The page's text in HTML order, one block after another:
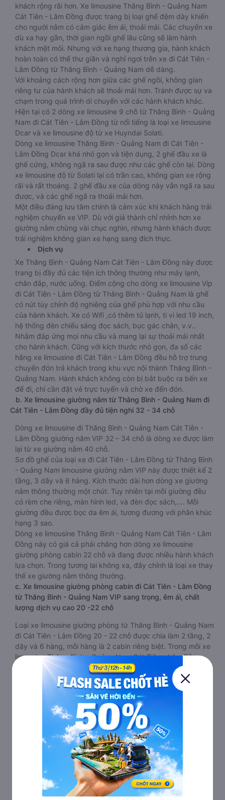
khách rộng rãi hơn. Xe limousine Thăng Bình - Quảng Nam
Cát Tiên - Lâm Đồng được trang bị loại ghế đệm dày khiến
cho người nằm có cảm giác êm ái, thoải mái. Các chuyến xe
dù xa hay gần, thời gian ngồi ghế lâu cũng sẽ làm hành
khách mệt mỏi. Nhưng với xe hạng thương gia, hành khách
hoàn toàn có thể thư giãn và nghỉ ngơi trên xe đi Cát Tiên -
Lâm Đồng từ Thăng Bình - Quảng Nam dễ dàng.
Với khoảng cách rộng hơn giữa các ghế ngồi, không gian
riêng tư của hành khách sẽ thoải mái hơn. Tránh được sự va
chạm trong quá trình di chuyển với các hành khách khác.
Hiện tại có 2 dòng xe limousine 9 chỗ từ Thăng Bình - Quảng
Nam đi Cát Tiên - Lâm Đồng từ nổi tiếng là loại xe limousine
Dcar và xe limousine độ từ xe Huyndai Solati.
Dòng xe limousine Thăng Bình - Quảng Nam đi Cát Tiên -
Lâm Đồng Dcar khá nhỏ gọn và tiện dụng, 2 ghế đầu xe là
ghế cứng, không ngã ra sau được như các ghế còn lại. Dòng
xe limousine độ từ Solati lại có trần cao, không gian xe rộng
rãi và rất thoáng. 2 ghế đầu xe của dòng này vẫn ngã ra sau
được, và các ghế ngã ra thoải mái hơn.
Một điều đáng lưu tâm chính là cảm xúc khi khách hàng trải
nghiệm chuyến xe VIP. Dù với giá thành chỉ nhỉnh hơn xe
giường nằm chừng vài chục nghìn, nhưng hành khách được
trải nghiệm không gian xe hạng sang đích thực.
Dịch vụ
Xe Thăng Bình - Quảng Nam Cát Tiên - Lâm Đồng này được
trang bị đầy đủ các tiện ích thông thường như máy lạnh,
chăn đắp, nước uống. Điểm cộng cho dòng xe limousine Vip
đi Cát Tiên - Lâm Đồng từ Thăng Bình - Quảng Nam là ghế
có nút tùy chỉnh độ nghiêng của ghế phù hợp với nhu cầu
của hành khách. Xe có Wifi ,có thêm tủ lạnh, ti vi led 19 inch,
hệ thống đèn chiếu sáng đọc sách, bục gác chân, v.v..
Nhằm đáp ứng mọi nhu cầu và mang lại sự thoải mái nhất
cho hành khách. Cũng với kích thước nhỏ gọn, đa số các
hãng xe limousine đi Cát Tiên - Lâm Đồng đều hỗ trợ trung
chuyển đón trả khách trong khu vực nội thành Thăng Bình -
Quảng Nam. Hành khách không còn bị bắt buộc ra bến xe
để đi, chỉ cần đặt vé trực tuyến và chờ xe đến đón.
b. Xe limousine giường nằm từ Thăng Bình - Quảng Nam đi
Cát Tiên - Lâm Đồng đầy đủ tiện nghi 32 - 34 chỗ
Dòng xe limousine đi Thăng Bình - Quảng Nam Cát Tiên -
Lâm Đồng giường nằm VIP 32 – 34 chỗ là dòng xe được làm
lại từ xe giường nằm 40 chỗ.
Sơ đồ ghế của loại xe đi Cát Tiên - Lâm Đồng từ Thăng Bình
- Quảng Nam limousine giường nằm VIP này được thiết kế 2
tầng, 3 dãy và 6 hàng. Kích thước dài hơn dòng xe giường
nằm thông thường một chút. Tuy nhiên tại mỗi giường đều
có rèm che riêng, màn hình led, và đèn đọc sách,…. Mỗi
giường đều được bọc da êm ái, tương đương với phân khúc
hạng 3 sao.
Dòng xe limousine Thăng Bình - Quảng Nam Cát Tiên - Lâm
Đồng này có giá cả phải chăng hơn dòng xe limousine
giường phòng cabin 22 chỗ và đang được nhiều hành khách
lựa chọn. Trong tương lai không xa, đây chính là loại xe thay
thế xe giường nằm thông thường.
c. Xe limousine giường phòng cabin đi Cát Tiên - Lâm Đồng
từ Thăng Bình - Quảng Nam VIP sang trọng, êm ái, chất
lượng dịch vụ cao 20 -22 chỗ
Loại xe limousine giường phòng từ Thăng Bình - Quảng Nam
đi Cát Tiên - Lâm Đồng 20 - 22 chỗ được chia làm 2 tầng, 2
dãy và 6 hàng, mỗi hàng là 2 cabin riêng biệt. Trong mỗi xe
limousine Thăng Bình - Quảng Nam Cát Tiên - Lâm Đồng
cabin được trang bị rất nhiều tiện ích phục vụ hành khách
suốt hành trình.
Mỗi phòng, cabin đều có gối nằm rời, có gối ôm, có cái mền
to hơn và dây an toàn seat belt. Giường rộng và dài hơn hai
loại trên, có thể lăn lộn thoải mái. Đặc biệt là hệ thống
massage sẽ giúp bạn thư giãn trong những giờ nằm xe
Thăng Bình - Quảng Nam đến Cát Tiên - Lâm Đồng dài.
Bảng điều khiển chính nằm ngay cạnh đầu để tiện tay tuỳ
chỉnh gồm: một cái nút to đùng để gọi tiếp viên, 2 cổng USB
, 1 jack cắm 3.5mm và 3 cái nút có biểu tượng nguồn dùng
để tắt/mở dàn đèn chính của buồng nằm chạy dọc trên đầu,
đèn dưới chân và màn hình tv có đầy đủ phim chuẩn HD
phục vụ hành khách giải trí trong chuyến đi từ Thăng Bình -